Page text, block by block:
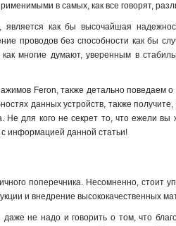
в самых, как все говорят,
как бы высочайшая
проводов без способности как бы
многие думают, уверенным в
Feron, также детально поведаем о
данных устройств, также
для кого не секрет то, что ежели вы
с информацией данной статьи!
поперечника. Несомненно, стоит
и внедрение высококачественных
не надо и говорить о том, что